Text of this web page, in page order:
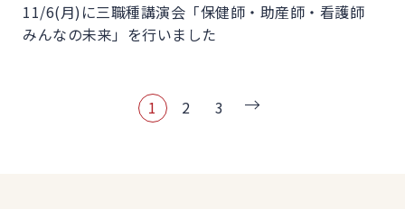
11/6(月)に三職種講演会「保健師・助産師・看護師
みんなの未来」を行いました
1 2 3